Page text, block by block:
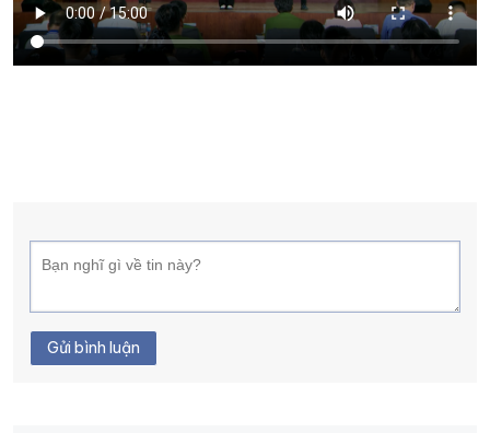
XÂY DỰNG KHÁNH HÒA TRỞ THÀNH THÀNH PHỐ TRỰC THUỘC
Gửi bình luận